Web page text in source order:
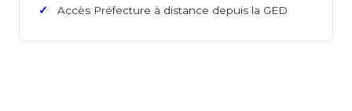
Accès Préfecture à distance depuis la GED